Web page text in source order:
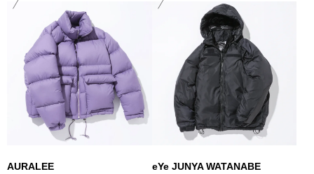
AURALEE
eYe JUNYA WATANABE